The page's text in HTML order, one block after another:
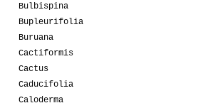
Bulbispina
Bupleurifolia
Buruana
Cactiformis
Cactus
Caducifolia
Caloderma